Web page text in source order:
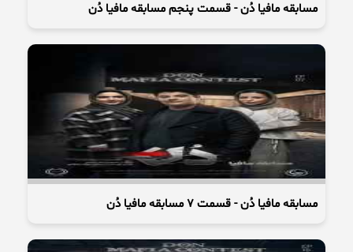
مسابقه مافیا دُن - قسمت پنجم مسابقه مافیا دُن
مسابقه مافیا دُن - قسمت 7 مسابقه مافیا دُن